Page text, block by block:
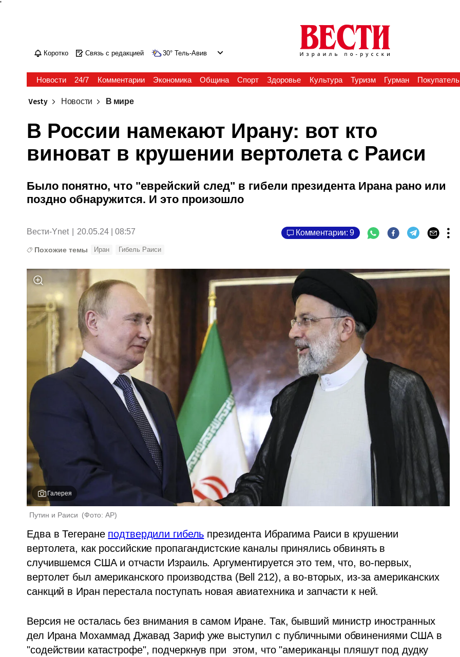
'
Коротко Связь с редакцией 30° Тель-Авив
Новости 24/7 Комментарии Экономика Община Спорт Здоровье Культура Туризм Гурман Покупатель
Vesty Новости В мире
В России намекают Ирану: вот кто
виноват в крушении вертолета с Раиси
Было понятно, что "еврейский след" в гибели президента Ирана рано или
поздно обнаружится. И это произошло
Вести-Ynet 20.05.24 | 08:57 Комментарии: 9
Похожие темы Иран Гибель Раиси
Галерея
Путин и Раиси (Фото: AP)
Едва в Тегеране подтвердили гибель президента Ибрагима Раиси в крушении
вертолета, как российские пропагандистские каналы принялись обвинять в
случившемся США и отчасти Израиль. Аргументируется это тем, что, во-первых,
вертолет был американского производства (Bell 212), а во-вторых, из-за американских
санкций в Иран перестала поступать новая авиатехника и запчасти к ней.
Версия не осталась без внимания в самом Иране. Так, бывший министр иностранных
дел Ирана Мохаммад Джавад Зариф уже выступил с публичными обвинениями США в
"содействии катастрофе", подчеркнув при  этом, что "американцы пляшут под дудку